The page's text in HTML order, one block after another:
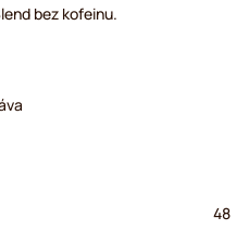
bez kofeinu.
48